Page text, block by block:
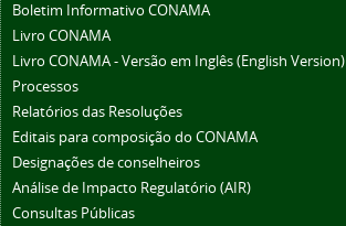
Boletim Informativo CONAMA
Livro CONAMA
Livro CONAMA - Versão em Inglês (English Version)
Processos
Relatórios das Resoluções
Editais para composição do CONAMA
Designações de conselheiros
Análise de Impacto Regulatório (AIR)
Consultas Públicas